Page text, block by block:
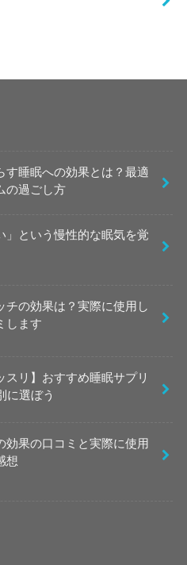
す睡眠への効果とは？最適
の過ごし方
」という慢性的な眠気を覚
チの効果は？実際に使用し
します
スリ】おすすめ睡眠サプリ
に選ぼう
効果の口コミと実際に使用
想